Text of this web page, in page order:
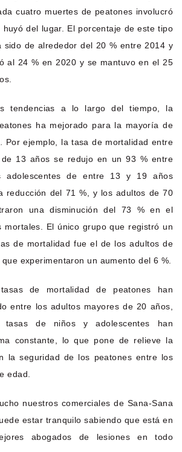
cuatro muertes de peatones involucró
del lugar. El porcentaje de este tipo
sido de alrededor del 20 % entre 2014 y
al 24 % en 2020 y se mantuvo en el 25
tendencias a lo largo del tiempo, la
ha mejorado para la mayoría de
Por ejemplo, la tasa de mortalidad entre
13 años se redujo en un 93 % entre
adolescentes de entre 13 y 19 años
reducción del 71 %, y los adultos de 70
una disminución del 73 % en el
mortales. El único grupo que registró un
de mortalidad fue el de los adultos de
experimentaron un aumento del 6 %.
de mortalidad de peatones han
entre los adultos mayores de 20 años,
tasas de niños y adolescentes han
constante, lo que pone de relieve la
la seguridad de los peatones entre los
edad.
nuestros comerciales de Sana-Sana
estar tranquilo sabiendo que está en
abogados de lesiones en todo